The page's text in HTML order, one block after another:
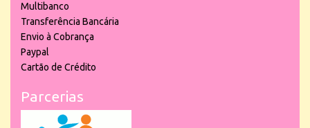
Multibanco
Transferência Bancária
Envio à Cobrança
Paypal
Cartão de Crédito
Parcerias